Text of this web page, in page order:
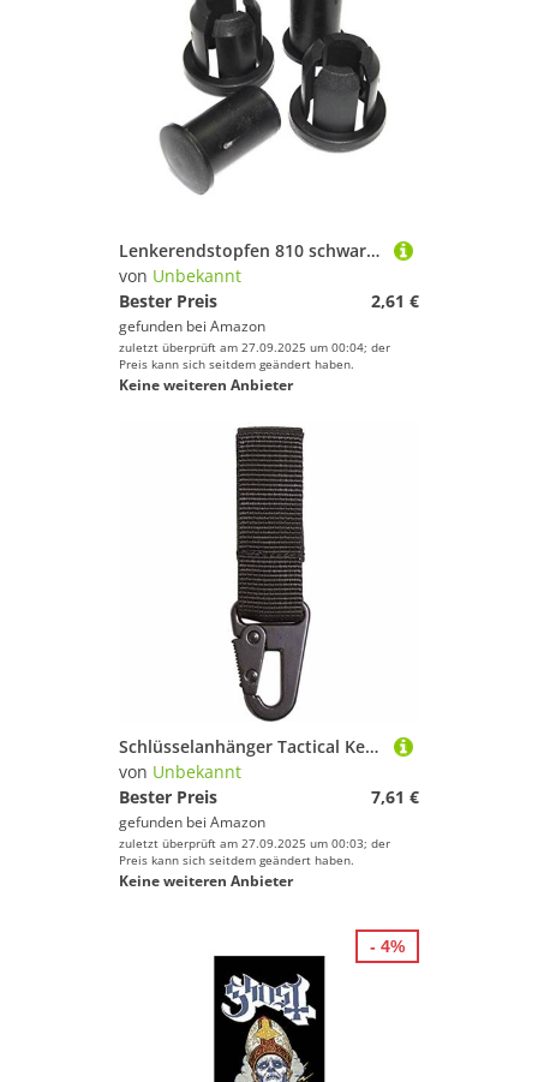
Lenkerendstopfen 810 schwarz 2-teilig f. 22 u. 23,5 mm Satz a 4 Teile (1 Stück)
von Unbekannt
Bester Preis
2,61 €
gefunden bei Amazon
zuletzt überprüft am 27.09.2025 um 00:04; der
Preis kann sich seitdem geändert haben.
Keine weiteren Anbieter
Schlüsselanhänger Tactical Keyholder schwarz
von Unbekannt
Bester Preis
7,61 €
gefunden bei Amazon
zuletzt überprüft am 27.09.2025 um 00:03; der
Preis kann sich seitdem geändert haben.
Keine weiteren Anbieter
- 4%